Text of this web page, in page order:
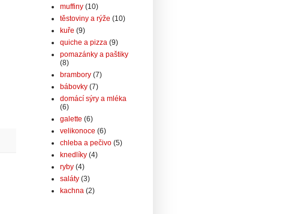
muffiny (10)
těstoviny a rýže (10)
kuře (9)
quiche a pizza (9)
pomazánky a paštiky
(8)
brambory (7)
bábovky (7)
domácí sýry a mléka
(6)
galette (6)
velikonoce (6)
chleba a pečivo (5)
knedlíky (4)
ryby (4)
saláty (3)
kachna (2)